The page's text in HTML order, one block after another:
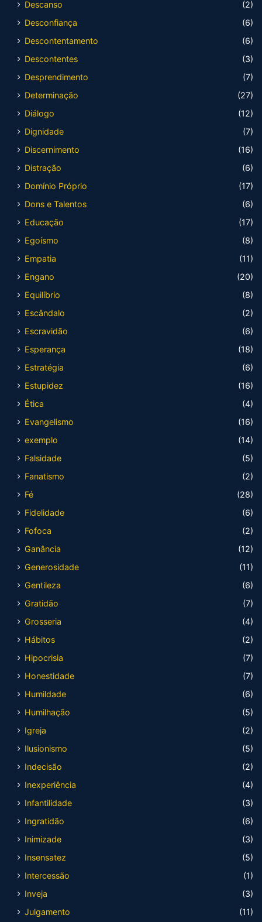
Descanso
(2)
Desconfiança
(6)
Descontentamento
(6)
Descontentes
(3)
Desprendimento
(7)
Determinação
(27)
Diálogo
(12)
Dignidade
(7)
Discernimento
(16)
Distração
(6)
Domínio Próprio
(17)
Dons e Talentos
(6)
Educação
(17)
Egoísmo
(8)
Empatia
(11)
Engano
(20)
Equilíbrio
(8)
Escândalo
(2)
Escravidão
(6)
Esperança
(18)
Estratégia
(6)
Estupidez
(16)
Ética
(4)
Evangelismo
(16)
exemplo
(14)
Falsidade
(5)
Fanatismo
(2)
Fé
(28)
Fidelidade
(6)
Fofoca
(2)
Ganância
(12)
Generosidade
(11)
Gentileza
(6)
Gratidão
(7)
Grosseria
(4)
Hábitos
(2)
Hipocrisia
(7)
Honestidade
(7)
Humildade
(6)
Humilhação
(5)
Igreja
(2)
Ilusionismo
(5)
Indecisão
(2)
Inexperiência
(4)
Infantilidade
(3)
Ingratidão
(6)
Inimizade
(3)
Insensatez
(5)
Intercessão
(1)
Inveja
(3)
Julgamento
(11)